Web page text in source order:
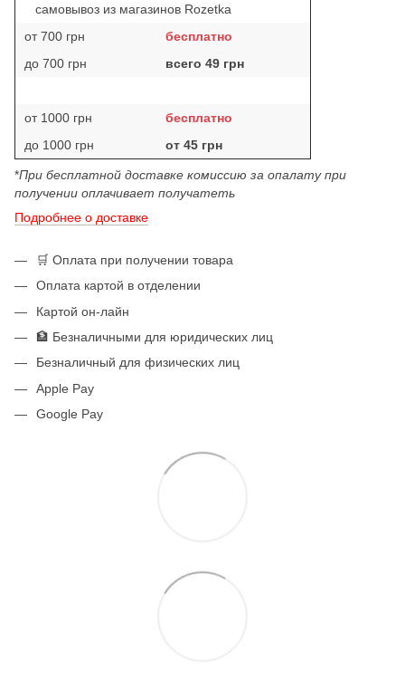
самовывоз из магазинов Rozetka
от 700 грн
бесплатно
до 700 грн
всего 49 грн
от 1000 грн
бесплатно
до 1000 грн
от 45 грн
*При бесплатной доставке комиссию за опалату при
получении оплачивает получатеть
Подробнее о доставке
🛒 Оплата при получении товара
Оплата картой в отделении
Картой он-лайн
🏦 Безналичными для юридических лиц
Безналичный для физических лиц
Apple Pay
Google Pay